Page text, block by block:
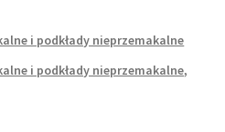
i podkłady nieprzemakalne
i podkłady nieprzemakalne,